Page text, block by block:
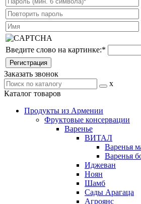
Введите слово на картинке:*
Заказать звонок
x
Каталог товаров
Продукты из Армении
Фруктовые консервации
Варенье
ВИТАЛ
Варенья
Варенья
Иджеван
Ноян
Шамб
Сады Арагаца
Агроянс